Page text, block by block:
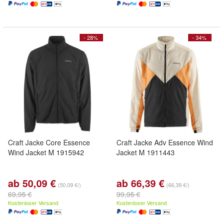
- 28%
Craft Jacke Core Essence
Wind Jacket M 1915942
ab 50,09 € (50,09 €/)
69,95 €
Kostenloser Versand
- 34%
Craft Jacke Adv Essence Wind
Jacket M 1911443
ab 66,39 € (66,39 €/)
99,95 €
Kostenloser Versand